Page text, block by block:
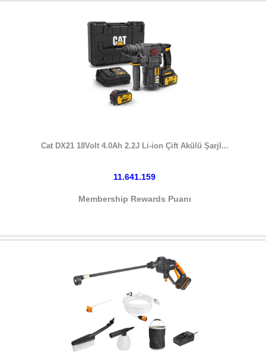
Cat DX21 18Volt 4.0Ah 2.2J Li-ion Çift Akülü Şarjl...
11.641.159
Membership Rewards Puanı